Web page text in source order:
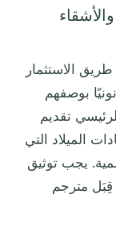
الاستثمار
بوصفهم
تقديم
الميلاد التي
يجب توثيق
قِبَل مترجم